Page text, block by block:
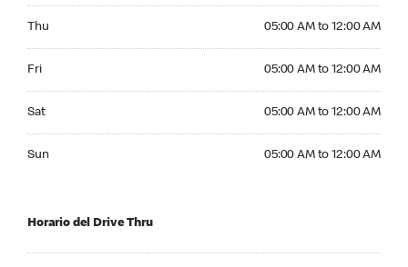
Thu 05:00 AM to 12:00 AM
Fri 05:00 AM to 12:00 AM
Sat 05:00 AM to 12:00 AM
Sun 05:00 AM to 12:00 AM
Horario del Drive Thru